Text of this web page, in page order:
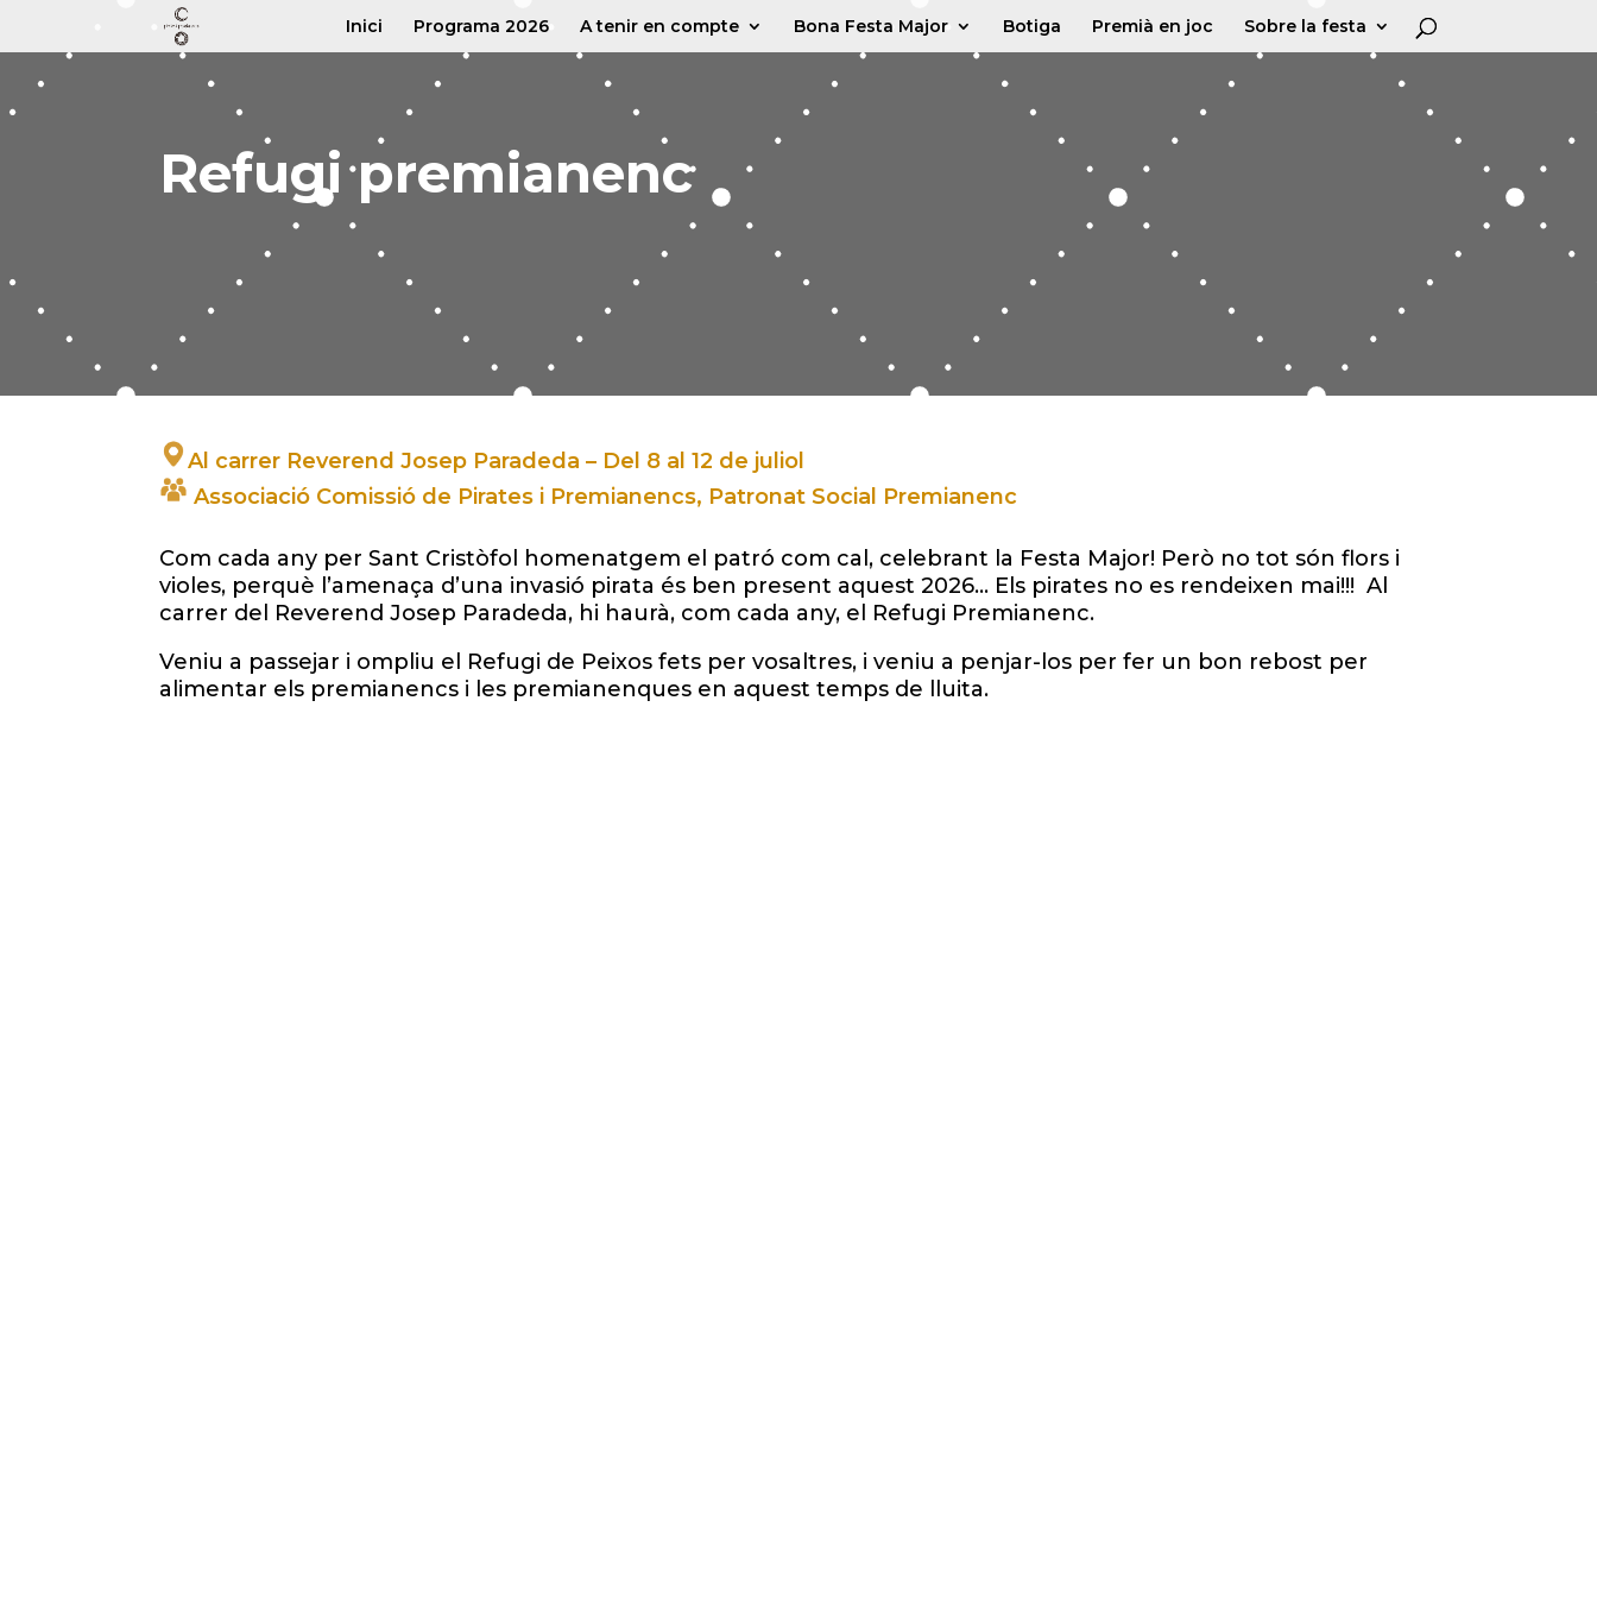
Inici Programa 2026 A tenir en compte Bona Festa Major Botiga Premià en joc Sobre la festa
Refugi premianenc
Al carrer Reverend Josep Paradeda – Del 8 al 12 de juliol
Associació Comissió de Pirates i Premianencs, Patronat Social Premianenc
Com cada any per Sant Cristòfol homenatgem el patró com cal, celebrant la Festa Major! Però no tot són flors i
violes, perquè l’amenaça d’una invasió pirata és ben present aquest 2026… Els pirates no es rendeixen mai!!! Al
carrer del Reverend Josep Paradeda, hi haurà, com cada any, el Refugi Premianenc.
Veniu a passejar i ompliu el Refugi de Peixos fets per vosaltres, i veniu a penjar-los per fer un bon rebost per
alimentar els premianencs i les premianenques en aquest temps de lluita.